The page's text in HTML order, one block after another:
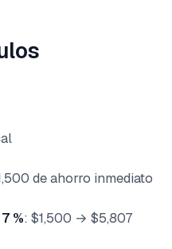
de ahorro inmediato
%: $1,500 → $5,807